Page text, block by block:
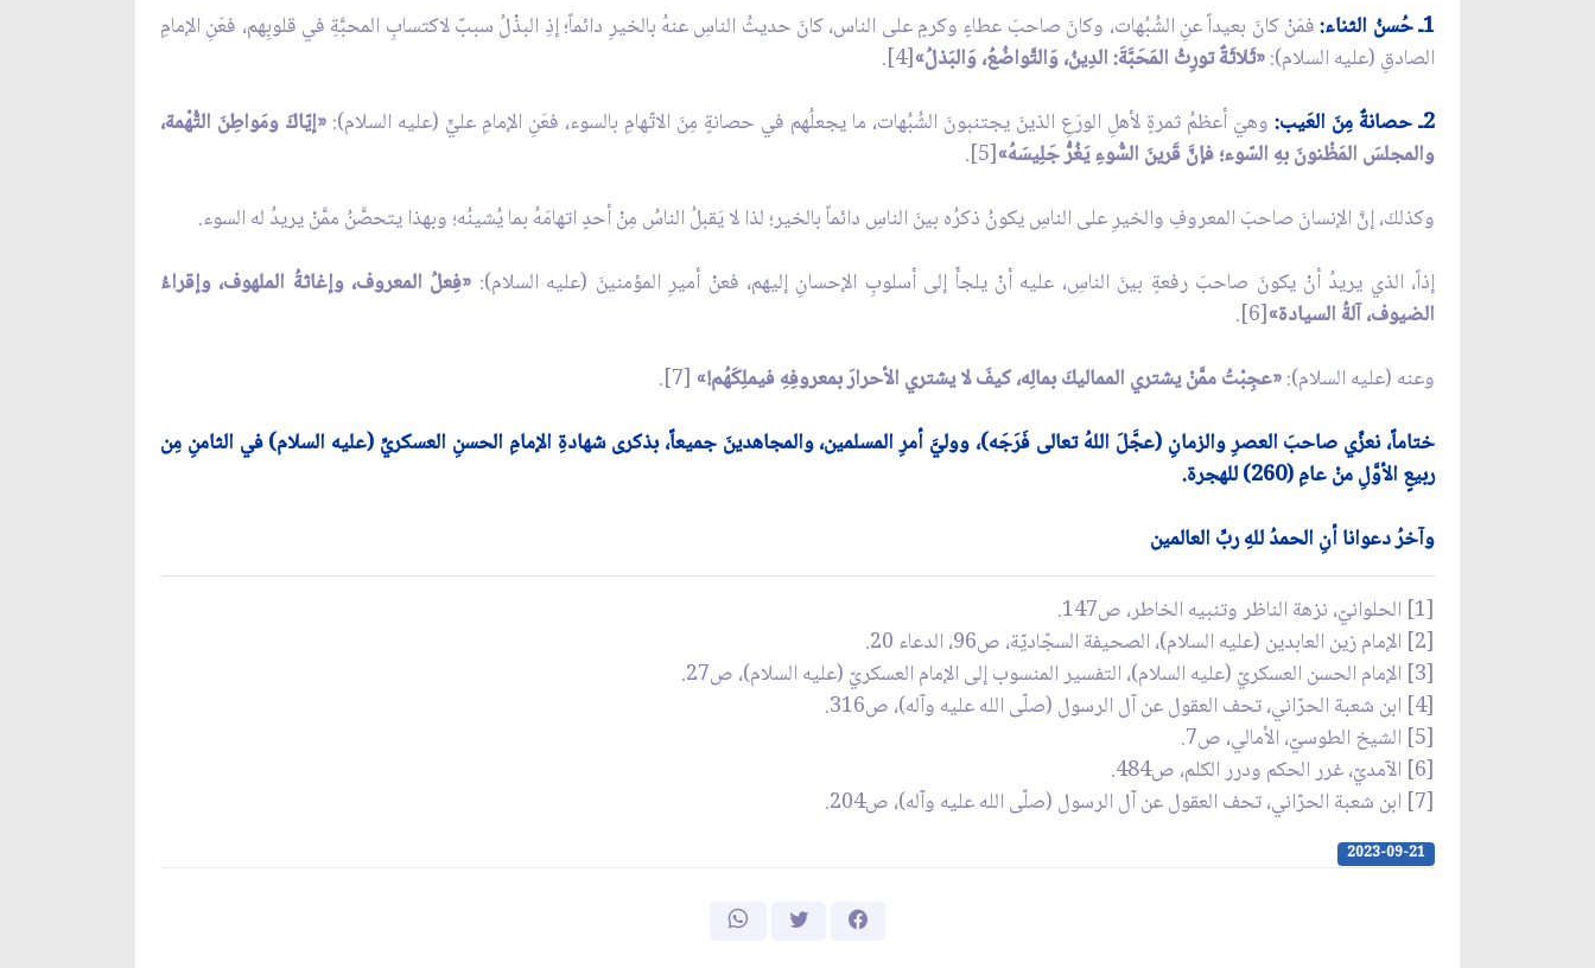
1ـ حُسنُ الثناء:
فمَنْ كانَ بعيداً عنِ الشُبُهات، وكانَ صاحبَ عطاءٍ وكرمٍ على الناس، كانَ حديثُ الناسِ عنهُ بالخيرِ دائماً؛ إذِ البذْلُ سببٌ لاكتسابِ المحبَّةِ في قلوبِهم، فعَنِ الإمامِ
الصادقِ (عليه السلام):«ثَلاثَةٌ تورِثُ المَحَبَّةَ: الدِينُ، وَالتَّواضُعُ، وَالبَذلُ»[4].
2ـ حصانةٌ مِنَ العَيب:
وهيَ أعظمُ ثمرةٍ لأهلِ الورَعِ الذينَ يجتنبونَ الشُبُهات، ما يجعلُهم في حصانةٍ مِنَ الاتّهامِ بالسوء، فعَنِ الإمامِ عليٍّ (عليه السلام): «إيّاكَ ومَواطِنَ التُّهْمة،
والمجلسَ المَظْنونَ بهِ السّوء؛ فإنَّ قَرينَ السُّوءِ يَغُرُّ جَلِيسَهُ»[5].
وكذلكَ، إنَّ الإنسانَ صاحبَ المعروفِ والخيرِ على الناسِ يكونُ ذكرُه بينَ الناسِ دائماً بالخير؛ لذا لا يَقبلُ الناسُ مِنْ أحدٍ اتهامَهُ بما يُشينُه؛ وبهذا يتحصَّنُ ممَّنْ يريدُ له السوء.
إذاً، الذي يريدُ أنْ يكونَ صاحبَ رفعةٍ بينَ الناسِ، عليه أنْ يلجأَ إلى أسلوبِ الإحسانِ إليهم، فعنْ أميرِ المؤمنينَ (عليه السلام): «فِعلُ المعروف، وإغاثةُ الملهوف، وإقراءُ
الضيوف، آلةُ السيادة»[6].
وعنه (عليه السلام):«عجِبْتُ ممَّنْ يشتري المماليكَ بمالِه، كيفَ لا يشتري الأحرارَ بمعروفِهِ فيملِكَهُم!» [7].
ختاماً، نعزِّي صاحبَ العصرِ والزمانِ (عجَّلَ اللهُ تعالى فَرَجَه)، ووليَّ أمرِ المسلمين، والمجاهدينَ جميعاً، بذكرى شهادةِ الإمامِ الحسنِ العسكريِّ (عليه السلام) في الثامنِ مِن
ربيعٍ الأوَّلِ منْ عامِ (260) للهجرة.
وآخرُ دعوانا أنِ الحمدُ للهِ ربِّ العالمين
[1] الحلوانيّ، نزهة الناظر وتنبيه الخاطر، ص147.
[2] الإمام زين العابدين (عليه السلام)، الصحيفة السجّاديّة، ص96، الدعاء 20.
[3] الإمام الحسن العسكريّ (عليه السلام)، التفسير المنسوب إلى الإمام العسكريّ (عليه السلام)، ص27.
[4] ابن شعبة الحرّاني، تحف العقول عن آل الرسول (صلّى الله عليه وآله)، ص316.
[5] الشيخ الطوسيّ، الأمالي، ص7.
[6] الآمديّ، غرر الحكم ودرر الكلم، ص484.
[7] ابن شعبة الحرّاني، تحف العقول عن آل الرسول (صلّى الله عليه وآله)، ص204.
2023-09-21